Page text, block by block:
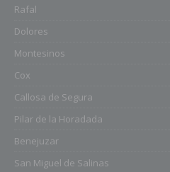
Rafal
Dolores
Montesinos
Cox
Callosa de Segura
Pilar de la Horadada
Benejuzar
San Miguel de Salinas